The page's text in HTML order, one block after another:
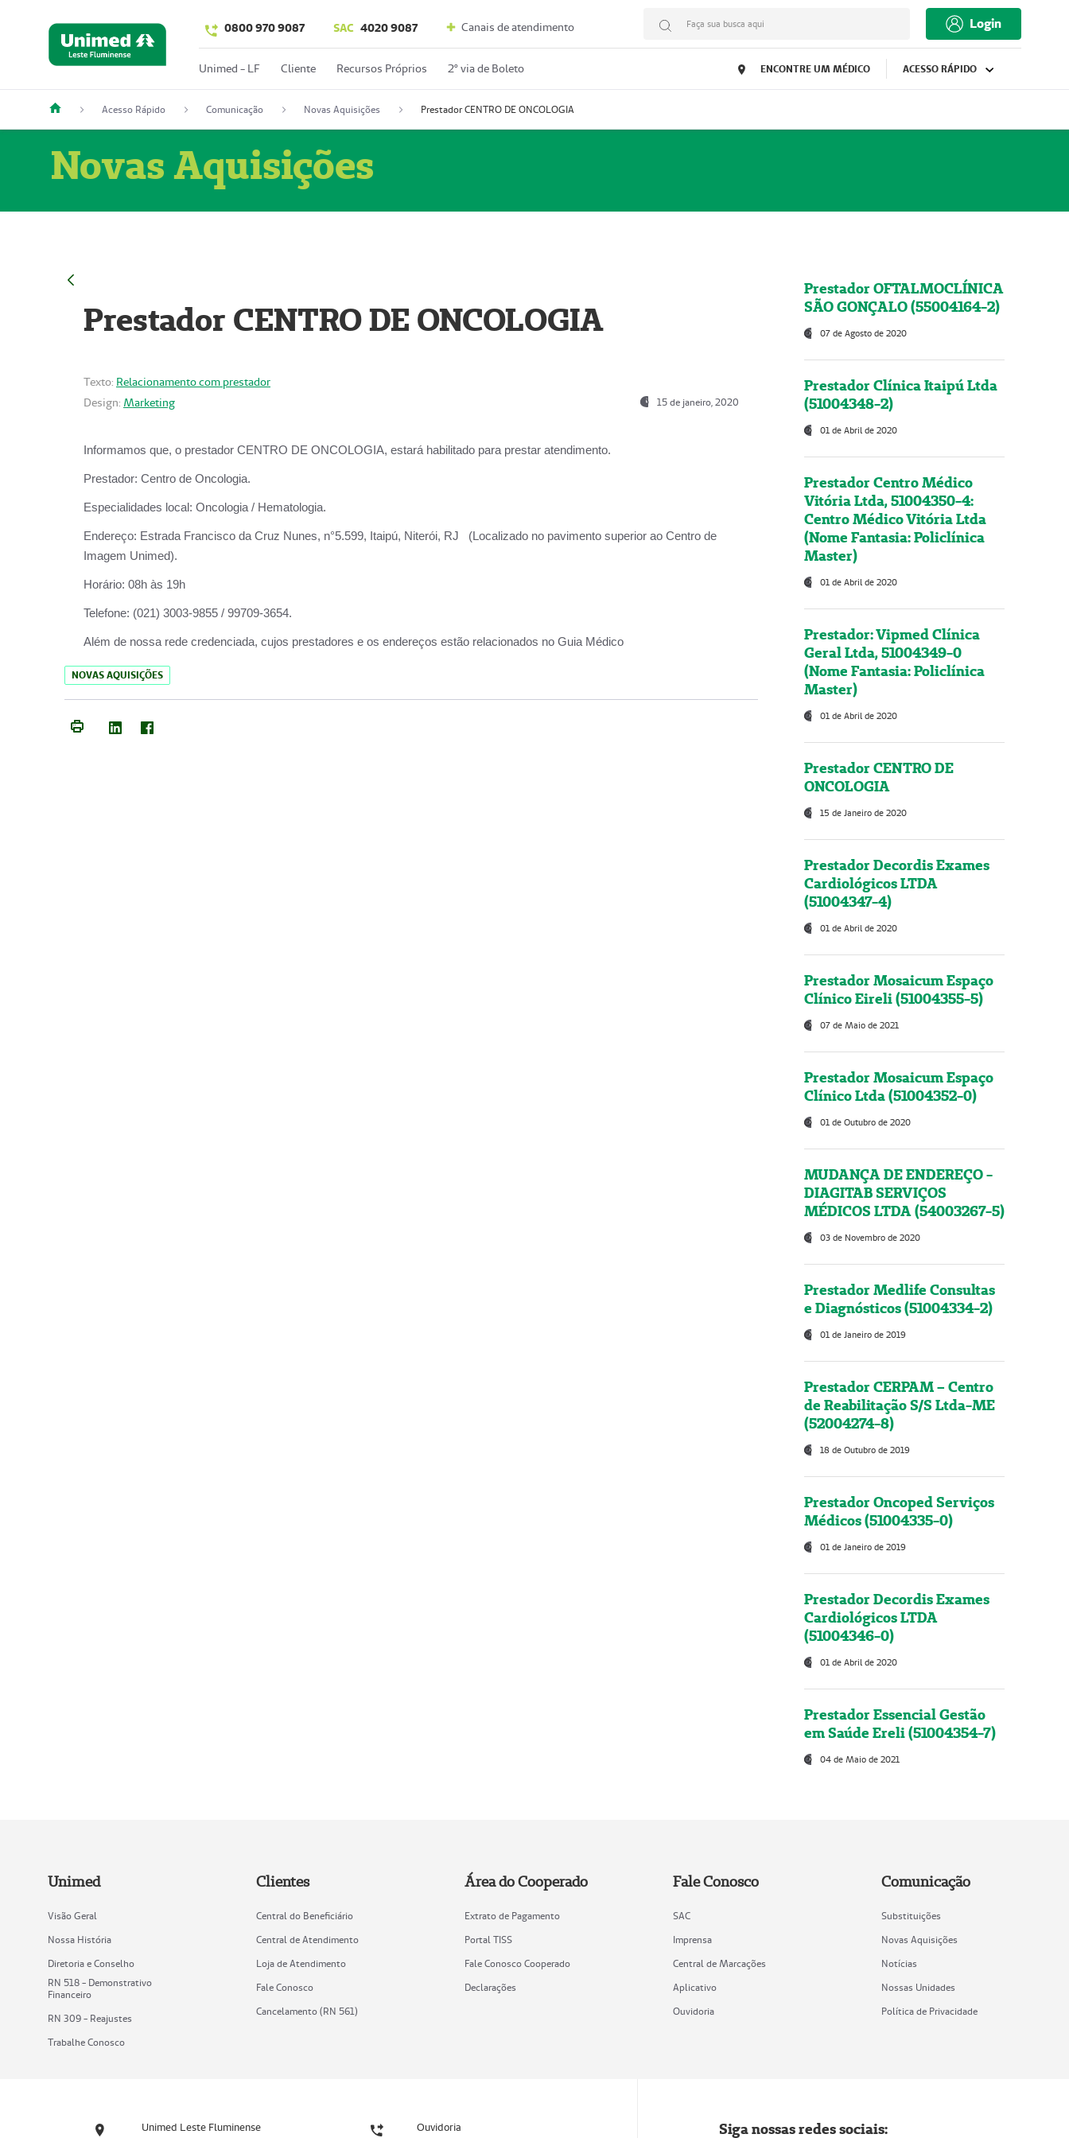
0800 970 9087 SAC 4020 9087 Canais de atendimento Faça sua busca aqui Login
Unimed - LF Cliente Recursos Próprios 2º via de Boleto ENCONTRE UM MÉDICO ACESSO RÁPIDO
Acesso Rápido Comunicação Novas Aquisições Prestador CENTRO DE ONCOLOGIA
Novas Aquisições
Prestador CENTRO DE ONCOLOGIA
Texto: Relacionamento com prestador
Design: Marketing 15 de janeiro, 2020
Informamos que, o prestador CENTRO DE ONCOLOGIA, estará habilitado para prestar atendimento.
Prestador: Centro de Oncologia.
Especialidades local: Oncologia / Hematologia.
Endereço: Estrada Francisco da Cruz Nunes, n°5.599, Itaipú, Niterói, RJ (Localizado no pavimento superior ao Centro de
Imagem Unimed).
Horário: 08h às 19h
Telefone: (021) 3003-9855 / 99709-3654.
Além de nossa rede credenciada, cujos prestadores e os endereços estão relacionados no Guia Médico
NOVAS AQUISIÇÕES
Prestador OFTALMOCLÍNICA
SÃO GONÇALO (55004164-2)
07 de Agosto de 2020
Prestador Clínica Itaipú Ltda
(51004348-2)
01 de Abril de 2020
Prestador Centro Médico
Vitória Ltda, 51004350-4:
Centro Médico Vitória Ltda
(Nome Fantasia: Policlínica
Master)
01 de Abril de 2020
Prestador: Vipmed Clínica
Geral Ltda, 51004349-0
(Nome Fantasia: Policlínica
Master)
01 de Abril de 2020
Prestador CENTRO DE
ONCOLOGIA
15 de Janeiro de 2020
Prestador Decordis Exames
Cardiológicos LTDA
(51004347-4)
01 de Abril de 2020
Prestador Mosaicum Espaço
Clínico Eireli (51004355-5)
07 de Maio de 2021
Prestador Mosaicum Espaço
Clínico Ltda (51004352-0)
01 de Outubro de 2020
MUDANÇA DE ENDEREÇO -
DIAGITAB SERVIÇOS
MÉDICOS LTDA (54003267-5)
03 de Novembro de 2020
Prestador Medlife Consultas
e Diagnósticos (51004334-2)
01 de Janeiro de 2019
Prestador CERPAM – Centro
de Reabilitação S/S Ltda-ME
(52004274-8)
18 de Outubro de 2019
Prestador Oncoped Serviços
Médicos (51004335-0)
01 de Janeiro de 2019
Prestador Decordis Exames
Cardiológicos LTDA
(51004346-0)
01 de Abril de 2020
Prestador Essencial Gestão
em Saúde Ereli (51004354-7)
04 de Maio de 2021
Unimed
Visão Geral
Nossa História
Diretoria e Conselho
RN 518 - Demonstrativo
Financeiro
RN 309 - Reajustes
Trabalhe Conosco
Clientes
Central do Beneficiário
Central de Atendimento
Loja de Atendimento
Fale Conosco
Cancelamento (RN 561)
Área do Cooperado
Extrato de Pagamento
Portal TISS
Fale Conosco Cooperado
Declarações
Fale Conosco
SAC
Imprensa
Central de Marcações
Aplicativo
Ouvidoria
Comunicação
Substituições
Novas Aquisições
Notícias
Nossas Unidades
Política de Privacidade
Unimed Leste Fluminense Ouvidoria Siga nossas redes sociais: